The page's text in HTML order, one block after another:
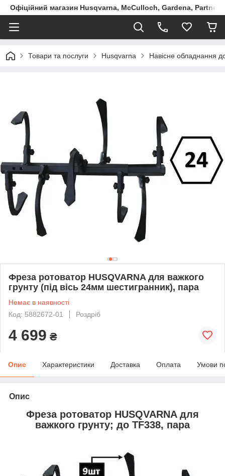
Офіційний магазин Husqvarna, McCulloch, Gardena, Partner
Товари та послуги Husqvarna Навісне обладнання
Фреза ротоватор HUSQVARNA для важкого
грунту (під вісь 24мм шестигранник), пара
Немає в наявності
Код: 5882672-01
Роздріб
4 699 ₴
Опис Характеристики Доставка Оплата Умови
Опис
Фреза ротоватор HUSQVARNA для
важкого грунту; до TF338, пара